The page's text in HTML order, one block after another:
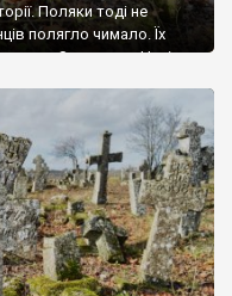
Поляки тоді не
полягло чимало. Їх
Замковим. Нині на
де епітафії стер […]